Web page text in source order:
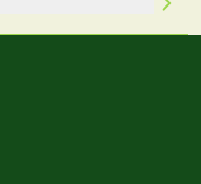
Use nossos filtros